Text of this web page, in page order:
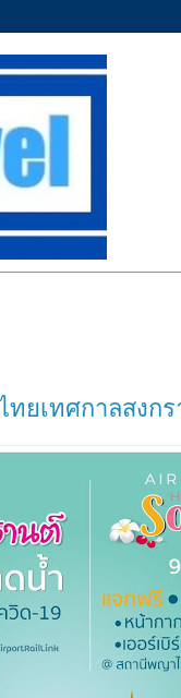
ยเทศกาลสงก